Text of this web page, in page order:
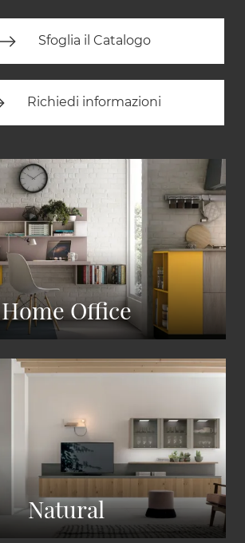
Home Office
Natural
Sfoglia il Catalogo
Richiedi informazioni